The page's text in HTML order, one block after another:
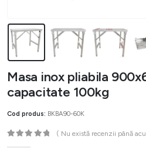
Masa inox pliabila
capacitate 100kg
Cod produs: BKBA90-60K
( Nu există recenzii până